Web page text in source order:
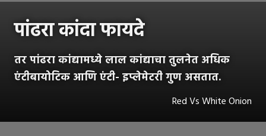
पांढरा कांदा फायदे
तर पांढरा कांद्यामध्ये लाल कांद्याचा तुलनेत अधिक
एंटीबायोटिक आणि एंटी- इप्लेमेटरी गुण असतात.
Red Vs White Onion